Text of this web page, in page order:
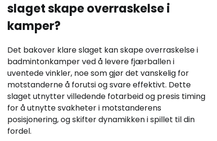
slaget skape overraskelse i
kamper?
Det bakover klare slaget kan skape overraskelse i
badmintonkamper ved å levere fjærballen i
uventede vinkler, noe som gjør det vanskelig for
motstanderne å forutsi og svare effektivt. Dette
slaget utnytter villedende fotarbeid og presis timing
for å utnytte svakheter i motstanderens
posisjonering, og skifter dynamikken i spillet til din
fordel.